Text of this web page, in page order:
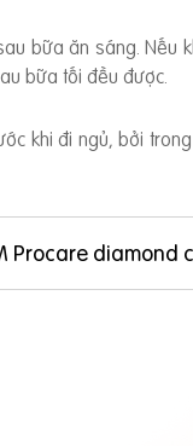
bữa ăn sáng. Nếu
bữa tối đều được.
khi đi ngủ, bởi
Procare diamond